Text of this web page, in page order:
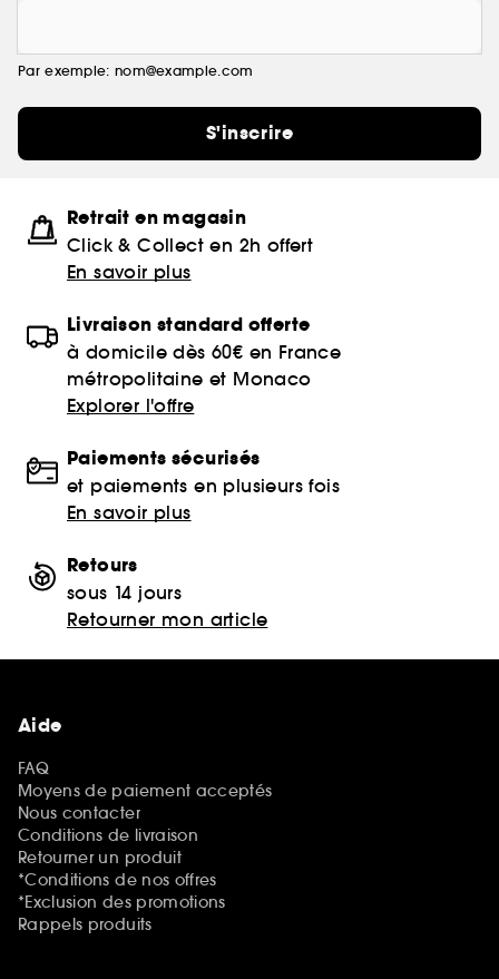
Par exemple: nom@example.com
S'inscrire
Retrait en magasin
Click & Collect en 2h offert
En savoir plus
Livraison standard offerte
à domicile dès 60€ en France
métropolitaine et Monaco
Explorer l'offre
Paiements sécurisés
et paiements en plusieurs fois
En savoir plus
Retours
sous 14 jours
Retourner mon article
Aide
FAQ
Moyens de paiement acceptés
Nous contacter
Conditions de livraison
Retourner un produit
*Conditions de nos offres
*Exclusion des promotions
Rappels produits